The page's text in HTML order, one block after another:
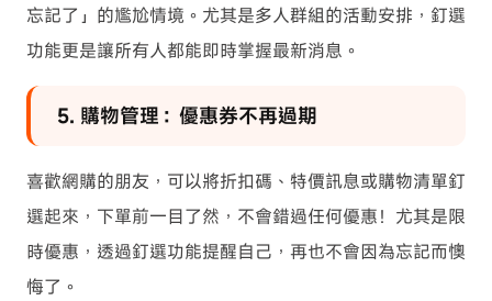
忘記了」的尷尬情境。尤其是多人群組的活動安排，釘選
功能更是讓所有人都能即時掌握最新消息。
5. 購物管理：優惠券不再過期
喜歡網購的朋友，可以將折扣碼、特價訊息或購物清單釘
選起來，下單前一目了然，不會錯過任何優惠！尤其是限
時優惠，透過釘選功能提醒自己，再也不會因為忘記而懊
悔了。